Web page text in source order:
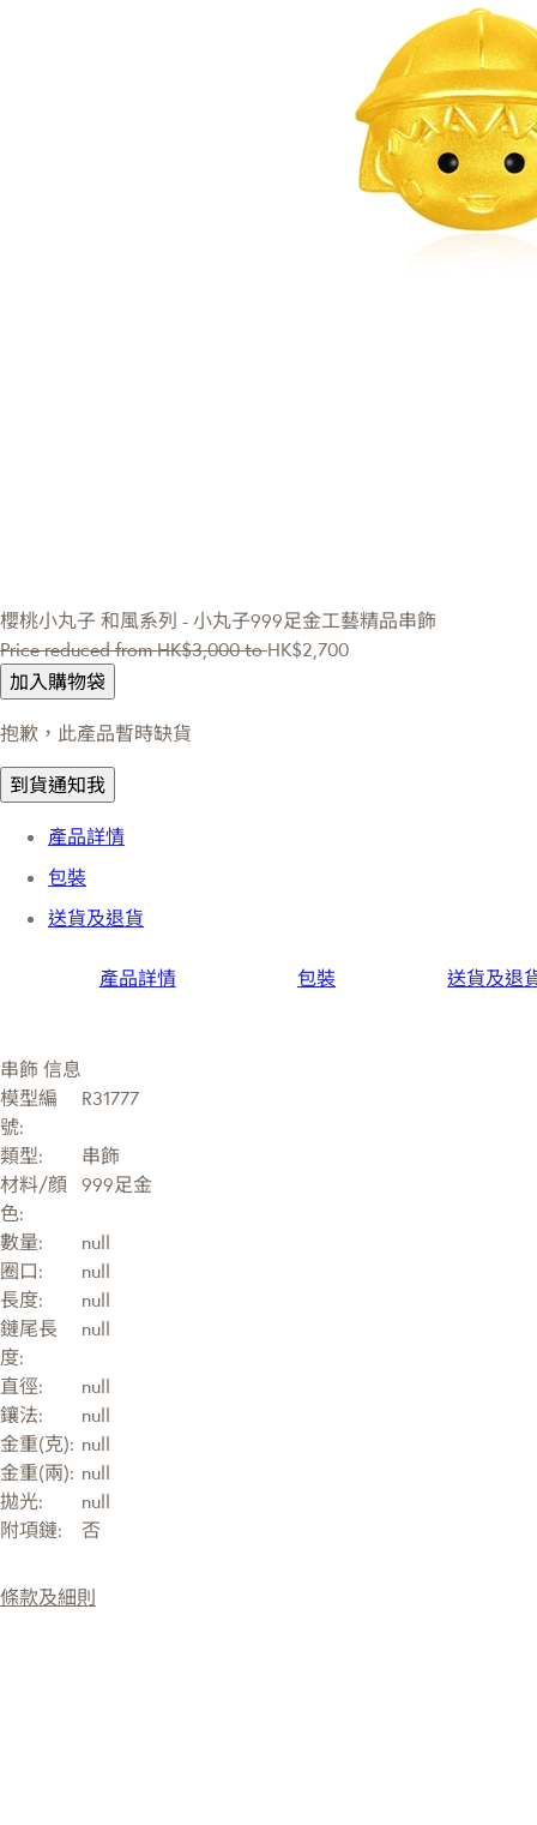
櫻桃小丸子 和風系列 - 小丸子999足金工藝精品串飾
Price reduced fromHK$3,000 toHK$2,700
加入購物袋
抱歉，此產品暫時缺貨
到貨通知我
產品詳情
包裝
送貨及退貨
產品詳情 包裝 送貨及退
串飾 信息
模型編
號:
R31777
類型:
串飾
材料/顔
色:
999足金
數量:
null
圈口:
null
長度:
null
鏈尾長
度:
null
直徑:
null
鑲法:
null
金重(克): null
金重(兩): null
拋光:
null
附項鏈:
否
條款及細則